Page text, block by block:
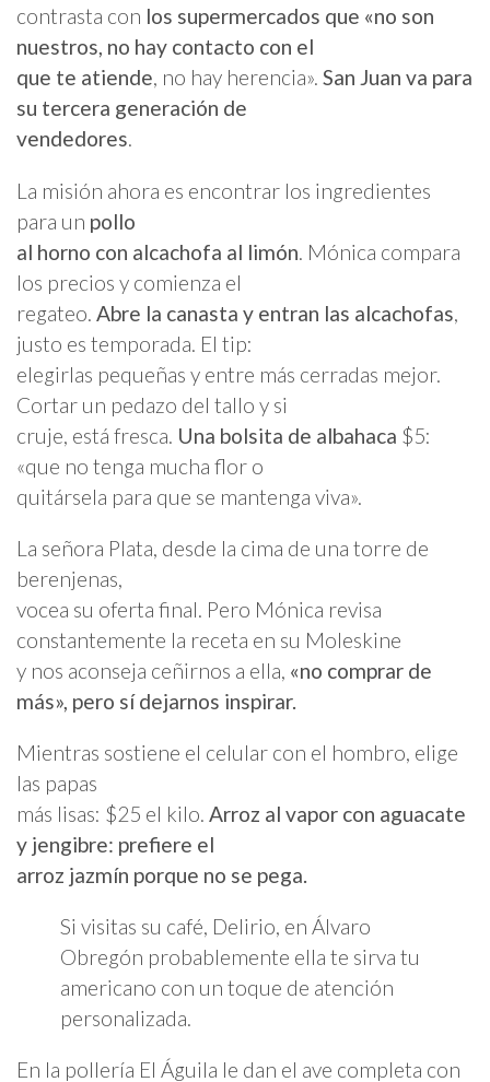
contrasta con los supermercados que «no son
nuestros, no hay contacto con el
que te atiende, no hay herencia». San Juan va para
su tercera generación de
vendedores.
La misión ahora es encontrar los ingredientes
para un pollo
al horno con alcachofa al limón . Mónica compara
los precios y comienza el
regateo. Abre la canasta y entran las alcachofas
justo es temporada. El tip:
elegirlas pequeñas y entre más cerradas mejor.
Cortar un pedazo del tallo y si
cruje, está fresca. Una bolsita de albahaca $5:
«que no tenga mucha flor o
quitársela para que se mantenga viva».
La señora Plata, desde la cima de una torre de
berenjenas,
vocea su oferta final. Pero Mónica revisa
constantemente la receta en su Moleskine
y nos aconseja ceñirnos a ella, «no comprar de
más», pero sí dejarnos inspirar.
Mientras sostiene el celular con el hombro, elige
las papas
más lisas: $25 el kilo. Arroz al vapor con aguacate
y jengibre: prefiere el
arroz jazmín porque no se pega.
Si visitas su café, Delirio, en Álvaro
Obregón probablemente ella te sirva tu
americano con un toque de atención
personalizada.
En la pollería El Águila le dan el ave completa con